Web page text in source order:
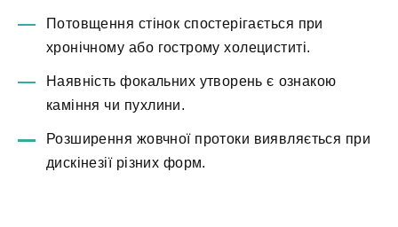
Потовщення стінок спостерігається при
хронічному або гострому холециститі.
Наявність фокальних утворень є ознакою
каміння чи пухлини.
Розширення жовчної протоки виявляється при
дискінезії різних форм.